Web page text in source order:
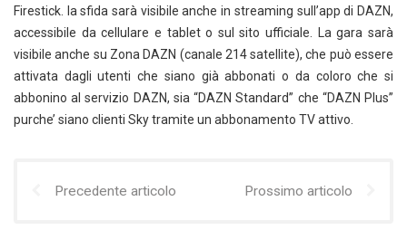
Firestick. la sfida sarà visibile anche in streaming sull’app di DAZN,
accessibile da cellulare e tablet o sul sito ufficiale. La gara sarà
visibile anche su Zona DAZN (canale 214 satellite), che può essere
attivata dagli utenti che siano già abbonati o da coloro che si
abbonino al servizio DAZN, sia “DAZN Standard” che “DAZN Plus”
purche’ siano clienti Sky tramite un abbonamento TV attivo.
Precedente articolo Prossimo articolo